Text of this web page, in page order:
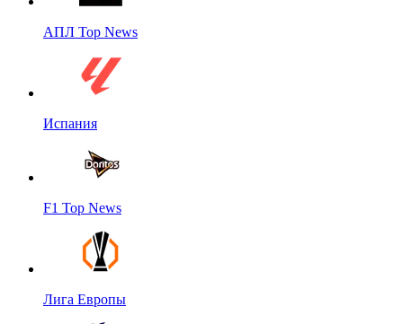
АПЛ Top News
Испания
F1 Top News
Лига Европы